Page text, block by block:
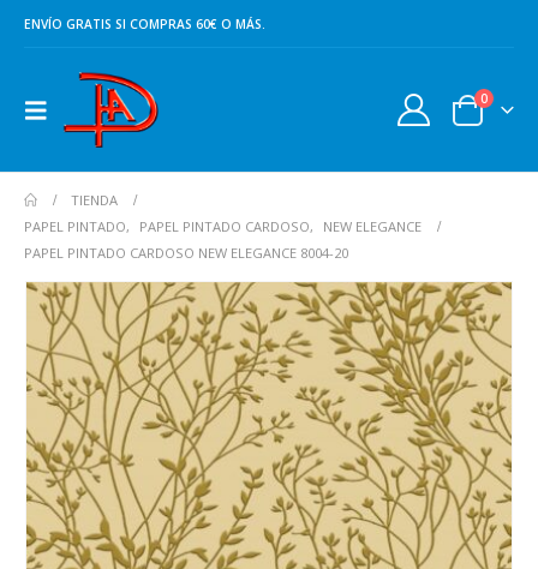
ENVÍO GRATIS SI COMPRAS 60€ O MÁS.
0
TIENDA
PAPEL PINTADO, PAPEL PINTADO CARDOSO,
NEW ELEGANCE
PAPEL PINTADO CARDOSO NEW ELEGANCE 8004-20